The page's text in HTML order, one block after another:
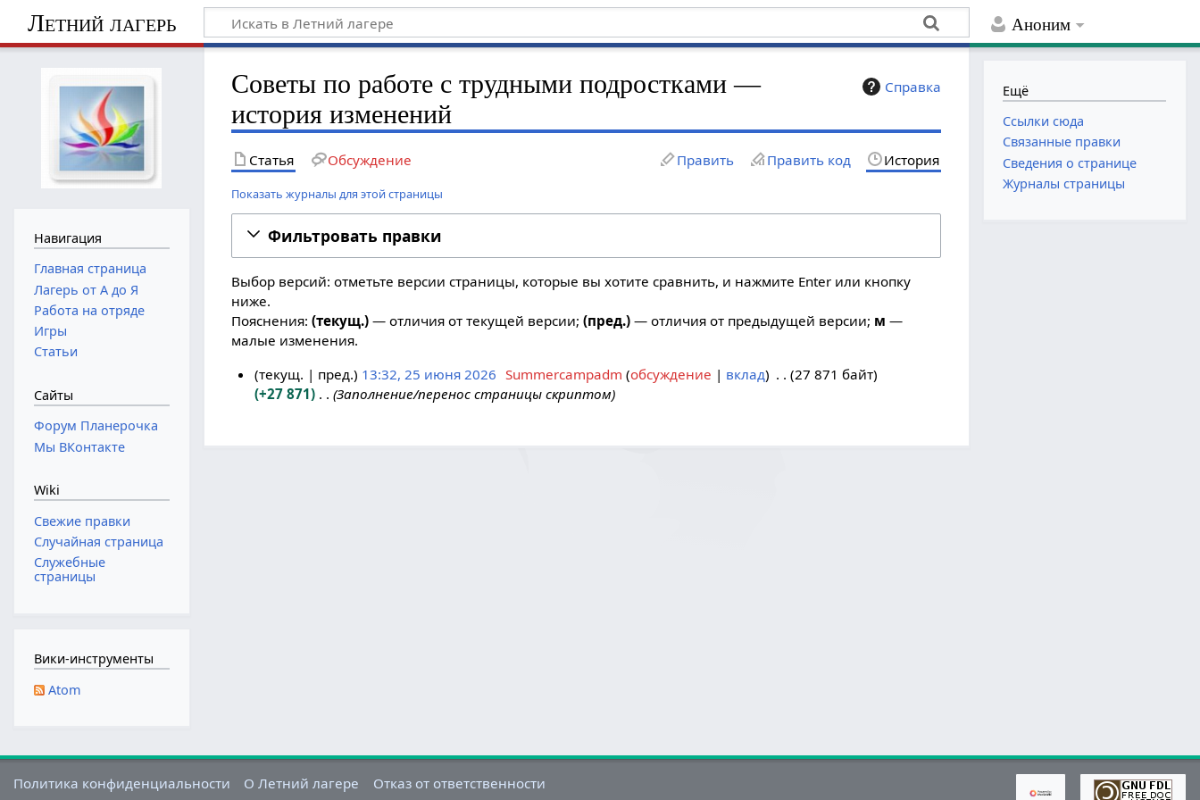
Аноним
Летний лагерь
Справка
Советы по работе с трудными подростками —
история изменений
Статья Обсуждение Править Править код История
Показать журналы для этой страницы
Фильтровать правки
Выбор версий: отметьте версии страницы, которые вы хотите сравнить, и нажмите Enter или кнопку
ниже.
Пояснения:(текущ.) — отличия от текущей версии;(пред.) — отличия от предыдущей версии; м —
малые изменения.
текущ. пред. 13:32, 25 июня 2026 Summercampadm обсуждение вклад
27 871 байт
+27 871
Заполнение/перенос страницы скриптом
Навигация
Главная страница
Лагерь от А до Я
Работа на отряде
Игры
Статьи
Сайты
Форум Планерочка
Мы ВКонтакте
Wiki
Свежие правки
Случайная страница
Служебные
страницы
Вики-инструменты
Atom
Ещё
Ссылки сюда
Связанные правки
Сведения о странице
Журналы страницы
Политика конфиденциальности О Летний лагере Отказ от ответственности